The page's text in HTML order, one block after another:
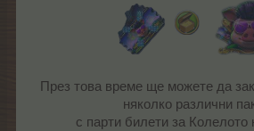
През това време ще можете да
няколко различни
с парти билети за Колелото